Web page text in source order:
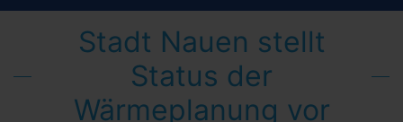
Stadt Nauen stellt
Status der
Wärmeplanung vor